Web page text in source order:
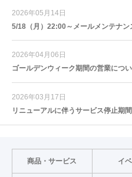
2026年05月14日
5/18（月）22:00～メールメンテナン
2026年04月06日
ゴールデンウィーク期間の営業につ
2026年03月17日
リニューアルに伴うサービス停止期
商品・サービス イ